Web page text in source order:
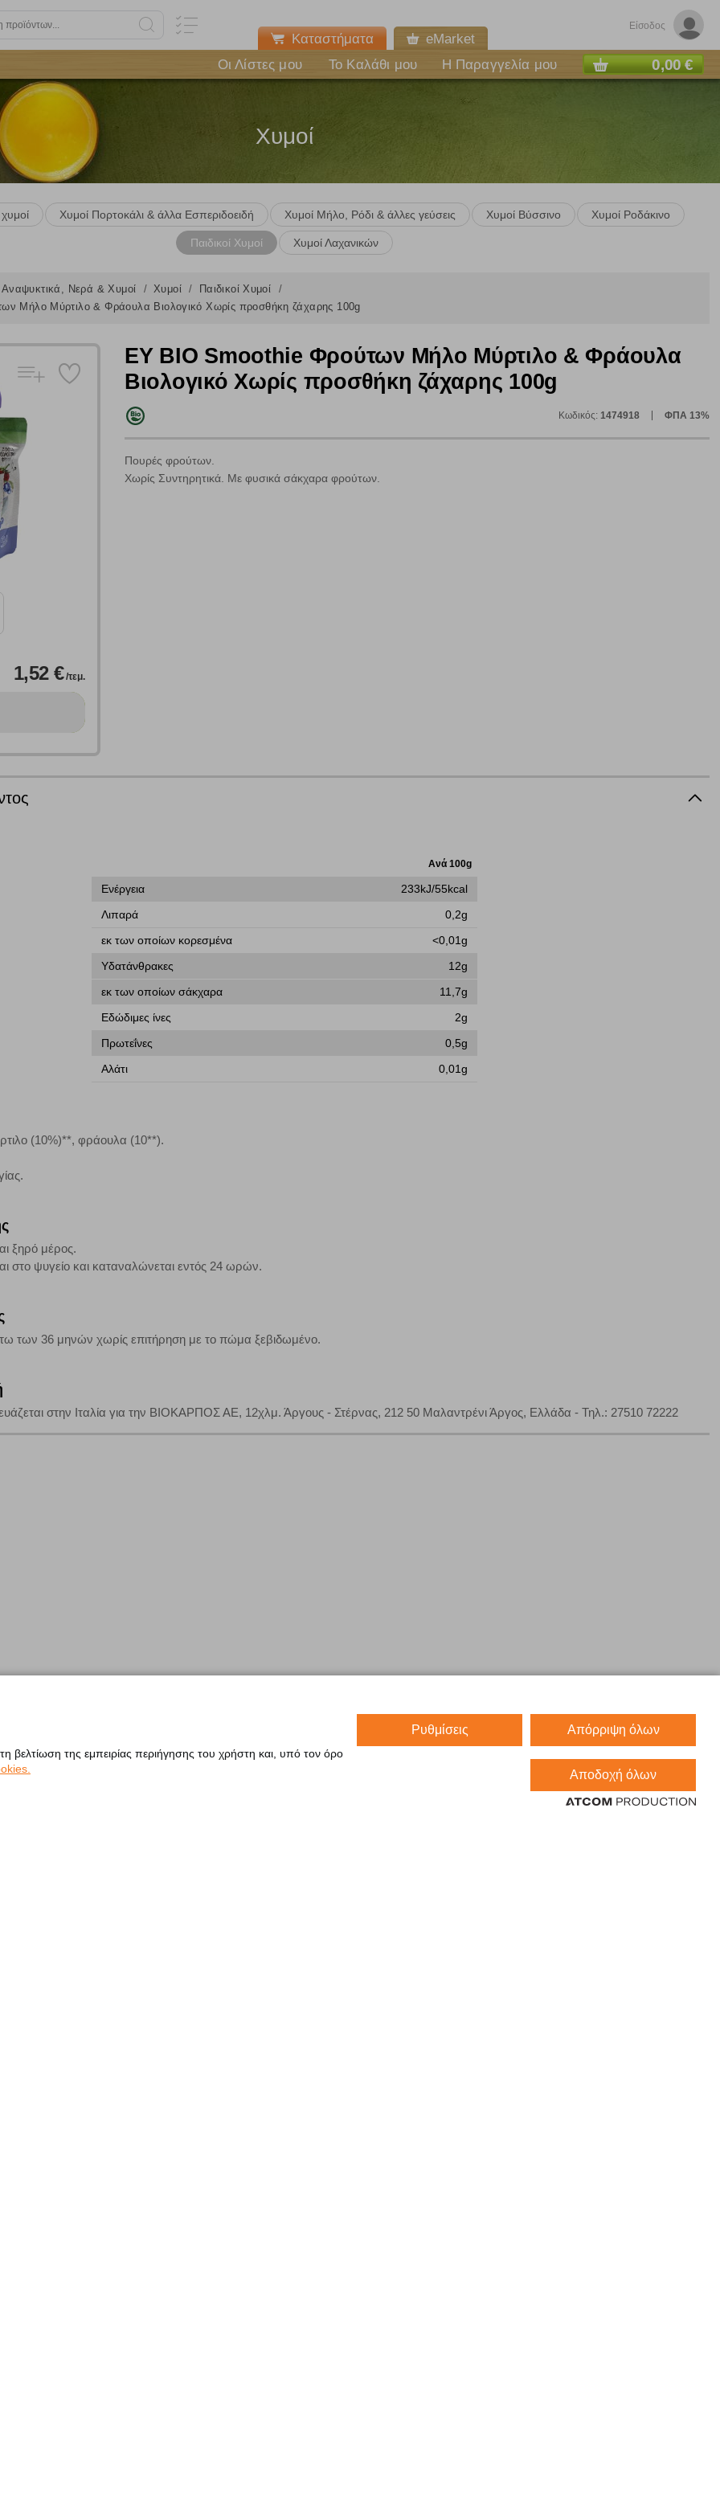
Είσοδος
Καταστήματα
eMarket
Οι Λίστες μου Το Καλάθι μου Η Παραγγελία μου 0,00 €
Χυμοί
Χυμοί Πορτοκάλι & άλλα Εσπεριδοειδή Χυμοί Μήλο, Ρόδι & άλλες γεύσεις Χυμοί Βύσσινο Χυμοί Ροδάκινο
Παιδικοί Χυμοί Χυμοί Λαχανικών
Αναψυκτικά, Νερά & Χυμοί Χυμοί
Παιδικοί Χυμοί
Μήλο Μύρτιλο & Φράουλα Βιολογικό Χωρίς προσθήκη ζάχαρης 100g
1,52 €/τεμ.
ΕΥ BIO Smoothie Φρούτων Μήλο Μύρτιλο & Φράουλα
Βιολογικό Χωρίς προσθήκη ζάχαρης 100g
Κωδικός: 1474918 ΦΠΑ 13%
Πουρές φρούτων.
Χωρίς Συντηρητικά. Με φυσικά σάκχαρα φρούτων.
Ανά 100g
Ενέργεια
233kJ/55kcal
Λιπαρά
0,2g
εκ των οποίων κορεσμένα
<0,01g
Υδατάνθρακες
12g
εκ των οποίων σάκχαρα
11,7g
Εδώδιμες ίνες
2g
Πρωτεΐνες
0,5g
Αλάτι
0,01g
(10%)**, φράουλα (10**).
ξηρό μέρος.
στο ψυγείο και καταναλώνεται εντός 24 ωρών.
των 36 μηνών χωρίς επιτήρηση με το πώμα ξεβιδωμένο.
στην Ιταλία για την ΒΙΟΚΑΡΠΟΣ ΑΕ, 12χλμ. Άργους - Στέρνας, 212 50 Μαλαντρένι Άργος, Ελλάδα - Τηλ.: 27510 72222
βελτίωση της εμπειρίας περιήγησης του χρήστη και, υπό τον όρο
Ρυθμίσεις Απόρριψη όλων
Αποδοχή όλων
αυτόματα δεδομένα σύνδεσης και πληροφορίες σχετικές με την περιήγησή σας, οι οποίες είναι μη εξατομικευμένες και σπάνια
την ταυτότητά σας. Τα cookies είναι μικρά αρχεία κειμένου τα οποία, μέσω του προγράμματος περιήγησης εγκαθίστανται στον
στην ιστοσελίδα και βελτιώνοντας την εμπειρία περιήγησης ή, εφ΄ όσον το επιλέξετε, απομνημονεύοντας τις προτιμήσεις
λειτουργία του ιστότοπου είναι η μόνη ενεργοποιημένη. Έχετε τη δυνατότητα να επιλέξετε τις λοιπές κατηγορίες κάνοντας κλικ στο
θα πρέπει να γνωρίζετε ότι αποκλεισμός ορισμένων κατηγοριών αρχείων cookies, μπορεί να επηρεάσει την εμπειρία της περιήγησής
λειτουργιών και εξατομίκευσης, όπως π.χ. ζωντανή συνομιλία. Μπορούν να ορισθούν από εμάς ή /και από τρίτους παρόχους, των
αποδοχή αυτής της κατηγορίας cookies, ορισμένες ή όλες από αυτές τις λειτουργίες ενδέχεται να μην λειτουργούν σωστά.
μας (με αντικείμενο τη διαφήμιση) μέσω του ιστότοπού μας. Εφ’ όσον τα επιλέξετε, μπορεί να χρησιμοποιηθούν από τους ανωτέρω
τη συγκεκριμένη κατηγορία cookies, δεν θα λαμβάνετε στοχευμένες διαφημίσεις μας σε διαφορετικούς ιστότοπους.
να ενημερωνόμαστε για την επισκεψιμότητα του ιστότοπού μας, ώστε να μπορούμε να βελτιώσουμε την απόδοσή του. Μας βοηθούν
δημοφιλείς και να βλέπουμε την αλληλεπίδραση του χρήστη και το χρόνο παραμονής του. Οι πληροφορίες που συλλέγονται από αυτά
το ενδεχόμενο σε αυτήν την περίπτωση ορισμένα τμήματα του ιστότοπου να μη λειτουργούν.